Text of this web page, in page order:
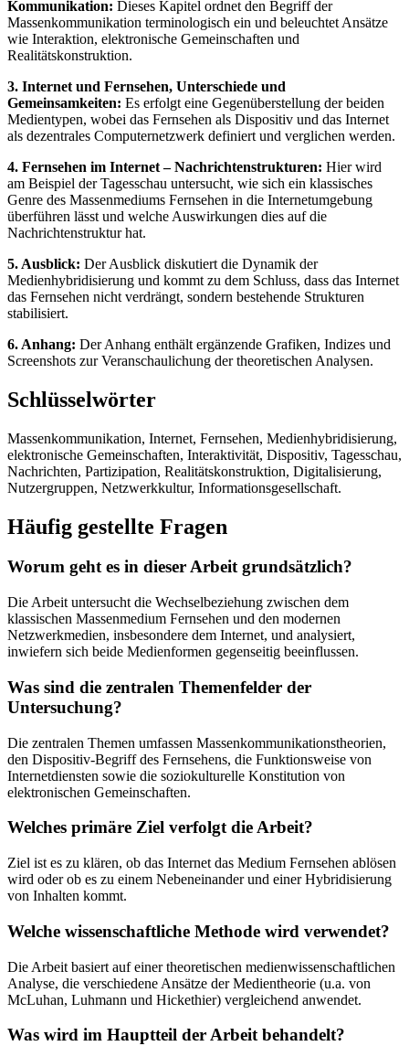
Kommunikation: Dieses Kapitel ordnet den Begriff der
Massenkommunikation terminologisch ein und beleuchtet Ansätze
wie Interaktion, elektronische Gemeinschaften und
Realitätskonstruktion.
3. Internet und Fernsehen, Unterschiede und
Gemeinsamkeiten: Es erfolgt eine Gegenüberstellung der beiden
Medientypen, wobei das Fernsehen als Dispositiv und das Internet
als dezentrales Computernetzwerk definiert und verglichen werden.
4. Fernsehen im Internet – Nachrichtenstrukturen: Hier wird
am Beispiel der Tagesschau untersucht, wie sich ein klassisches
Genre des Massenmediums Fernsehen in die Internetumgebung
überführen lässt und welche Auswirkungen dies auf die
Nachrichtenstruktur hat.
5. Ausblick: Der Ausblick diskutiert die Dynamik der
Medienhybridisierung und kommt zu dem Schluss, dass das Internet
das Fernsehen nicht verdrängt, sondern bestehende Strukturen
stabilisiert.
6. Anhang: Der Anhang enthält ergänzende Grafiken, Indizes und
Screenshots zur Veranschaulichung der theoretischen Analysen.
Schlüsselwörter
Massenkommunikation, Internet, Fernsehen, Medienhybridisierung,
elektronische Gemeinschaften, Interaktivität, Dispositiv, Tagesschau,
Nachrichten, Partizipation, Realitätskonstruktion, Digitalisierung,
Nutzergruppen, Netzwerkkultur, Informationsgesellschaft.
Häufig gestellte Fragen
Worum geht es in dieser Arbeit grundsätzlich?
Die Arbeit untersucht die Wechselbeziehung zwischen dem
klassischen Massenmedium Fernsehen und den modernen
Netzwerkmedien, insbesondere dem Internet, und analysiert,
inwiefern sich beide Medienformen gegenseitig beeinflussen.
Was sind die zentralen Themenfelder der
Untersuchung?
Die zentralen Themen umfassen Massenkommunikationstheorien,
den Dispositiv-Begriff des Fernsehens, die Funktionsweise von
Internetdiensten sowie die soziokulturelle Konstitution von
elektronischen Gemeinschaften.
Welches primäre Ziel verfolgt die Arbeit?
Ziel ist es zu klären, ob das Internet das Medium Fernsehen ablösen
wird oder ob es zu einem Nebeneinander und einer Hybridisierung
von Inhalten kommt.
Welche wissenschaftliche Methode wird verwendet?
Die Arbeit basiert auf einer theoretischen medienwissenschaftlichen
Analyse, die verschiedene Ansätze der Medientheorie (u.a. von
McLuhan, Luhmann und Hickethier) vergleichend anwendet.
Was wird im Hauptteil der Arbeit behandelt?